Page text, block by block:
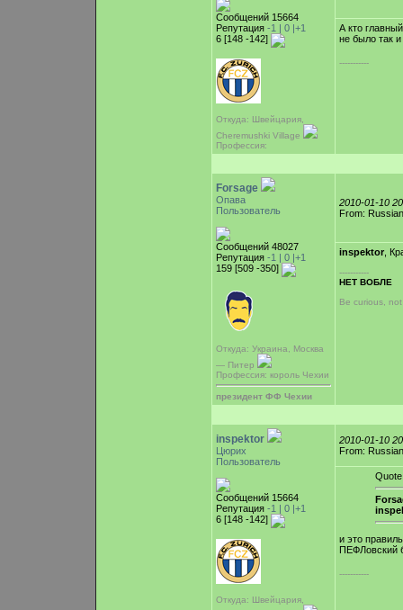
Сообщений 15664
Репутация -1 | 0 |+1
6 [148 -142]
Откуда: Швейцария,
Cheremushki Village
Профессия:
А кто
не было так
-----------
Forsage
Опава
Пользователь
Сообщений 48027
Репутация -1 | 0 |+1
159 [509 -350]
Откуда: Украина, Москва
— Питер
Профессия: король Чехии
президент ФФ Чехии
2010-01-10
From:
inspektor ,
-----------
НЕТ ВОБЛЕ
Be curious,
inspektor
Цюрих
Пользователь
Сообщений 15664
Репутация -1 | 0 |+1
6 [148 -142]
Откуда: Швейцария,
2010-01-10
From:
Quote
и это
ПЕФЛовский
-----------